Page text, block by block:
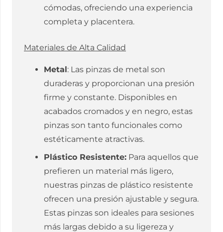
cómodas, ofreciendo una experiencia
completa y placentera.
Materiales de Alta Calidad
Metal: Las pinzas de metal son
duraderas y proporcionan una presión
firme y constante. Disponibles en
acabados cromados y en negro, estas
pinzas son tanto funcionales como
estéticamente atractivas.
Plástico Resistente: Para aquellos que
prefieren un material más ligero,
nuestras pinzas de plástico resistente
ofrecen una presión ajustable y segura.
Estas pinzas son ideales para sesiones
más largas debido a su ligereza y